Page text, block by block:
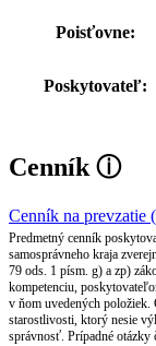
Poisťovne:
Poskytovateľ:
Cenník ⓘ
Cenník na prevzatie
Predmetný cenník
samosprávneho kraja
79 ods. 1 písm. g) a zp)
kompetenciu,
v ňom uvedených
starostlivosti, ktorý nesie
správnosť. Prípadné otázky